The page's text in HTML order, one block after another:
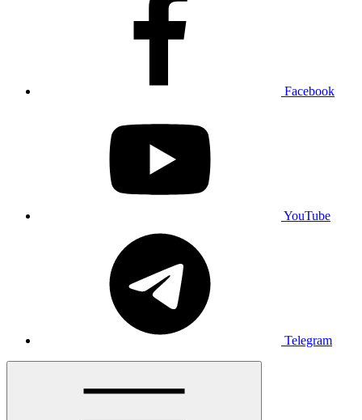
Facebook
YouTube
Telegram